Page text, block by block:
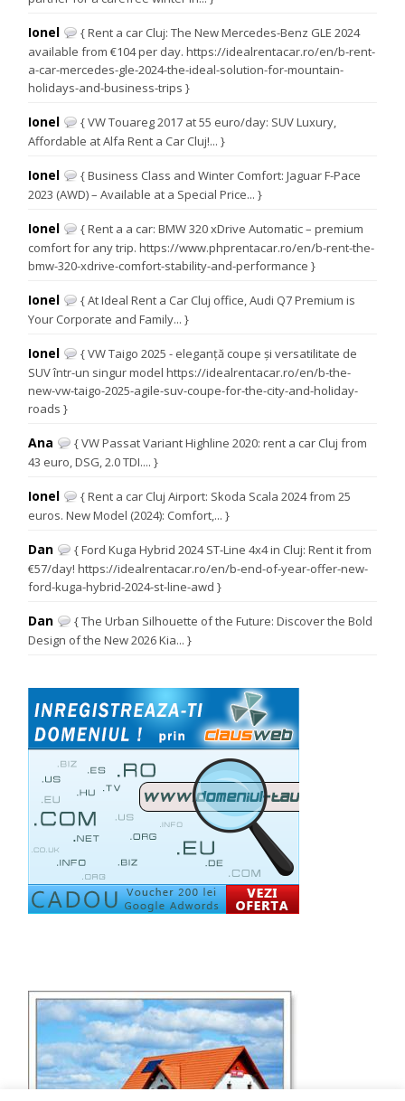
Ionel
{ Rent a car Cluj: The New Mercedes-Benz GLE 2024
available from €104 per day. https://idealrentacar.ro/en/b-rent-
a-car-mercedes-gle-2024-the-ideal-solution-for-mountain-
holidays-and-business-trips }
Ionel
{ VW Touareg 2017 at 55 euro/day: SUV Luxury,
Affordable at Alfa Rent a Car Cluj!... }
Ionel
{ Business Class and Winter Comfort: Jaguar F-Pace
2023 (AWD) – Available at a Special Price... }
Ionel
{ Rent a a car: BMW 320 xDrive Automatic – premium
comfort for any trip. https://www.phprentacar.ro/en/b-rent-the-
bmw-320-xdrive-comfort-stability-and-performance }
Ionel
{ At Ideal Rent a Car Cluj office, Audi Q7 Premium is
Your Corporate and Family... }
Ionel
{ VW Taigo 2025 - eleganță coupe și versatilitate de
SUV într-un singur model https://idealrentacar.ro/en/b-the-
new-vw-taigo-2025-agile-suv-coupe-for-the-city-and-holiday-
roads }
Ana
{ VW Passat Variant Highline 2020: rent a car Cluj from
43 euro, DSG, 2.0 TDI.... }
Ionel
{ Rent a car Cluj Airport: Skoda Scala 2024 from 25
euros. New Model (2024): Comfort,... }
Dan
{ Ford Kuga Hybrid 2024 ST-Line 4x4 in Cluj: Rent it from
€57/day! https://idealrentacar.ro/en/b-end-of-year-offer-new-
ford-kuga-hybrid-2024-st-line-awd }
Dan
{ The Urban Silhouette of the Future: Discover the Bold
Design of the New 2026 Kia... }